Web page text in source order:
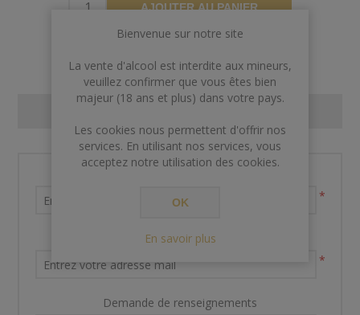
AJOUTER AU PANIER
*
Votre adresse email
*
Demande de renseignements
Bienvenue sur notre site
La vente d'alcool est interdite aux mineurs,
veuillez confirmer que vous êtes bien
majeur (18 ans et plus) dans votre pays.
Les cookies nous permettent d'offrir nos
services. En utilisant nos services, vous
acceptez notre utilisation des cookies.
OK
En savoir plus